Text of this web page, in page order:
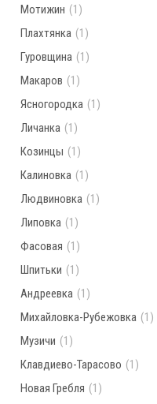
Мотижин (1)
Плахтянка (1)
Гуровщина (1)
Макаров (1)
Ясногородка (1)
Личанка (1)
Козинцы (1)
Калиновка (1)
Людвиновка (1)
Липовка (1)
Фасовая (1)
Шпитьки (1)
Андреевка (1)
Михайловка-Рубежовка (1)
Музичи (1)
Клавдиево-Тарасово (1)
Новая Гребля (1)